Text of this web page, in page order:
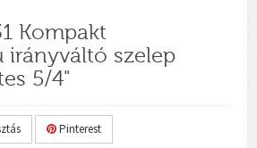
Kompakt
irányváltó szelep
5/4"
Pinterest